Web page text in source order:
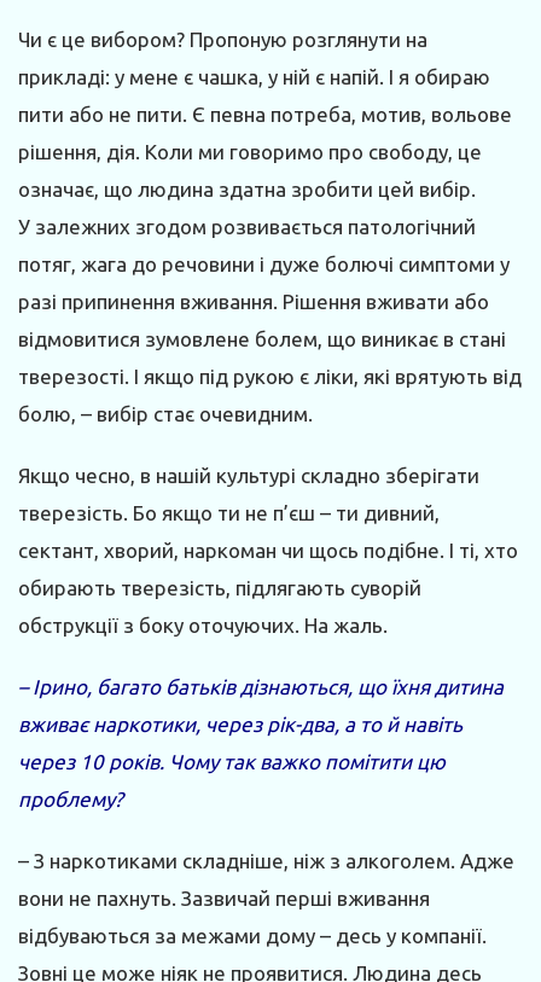
Чи є це вибором? Пропоную розглянути на
прикладі: у мене є чашка, у ній є напій. І я обираю
пити або не пити. Є певна потреба, мотив, вольове
рішення, дія. Коли ми говоримо про свободу, це
означає, що людина здатна зробити цей вибір.
У залежних згодом розвивається патологічний
потяг, жага до речовини і дуже болючі симптоми у
разі припинення вживання. Рішення вживати або
відмовитися зумовлене болем, що виникає в стані
тверезості. І якщо під рукою є ліки, які врятують від
болю, – вибір стає очевидним.
Якщо чесно, в нашій культурі складно зберігати
тверезість. Бо якщо ти не п’єш – ти дивний,
сектант, хворий, наркоман чи щось подібне. І ті, хто
обирають тверезість, підлягають суворій
обструкції з боку оточуючих. На жаль.
– Ірино, багато батьків дізнаються, що їхня дитина
вживає наркотики, через рік-два, а то й навіть
через 10 років. Чому так важко помітити цю
проблему?
– З наркотиками складніше, ніж з алкоголем. Адже
вони не пахнуть. Зазвичай перші вживання
відбуваються за межами дому – десь у компанії.
Зовні це може ніяк не проявитися. Людина десь